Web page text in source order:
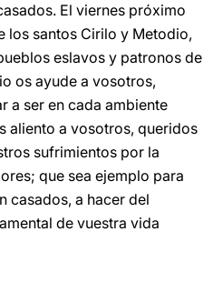
El viernes próximo
los santos Cirilo y Metodio,
eslavos y patronos de
os ayude a vosotros,
a ser en cada ambiente
aliento a vosotros, queridos
sufrimientos por la
que sea ejemplo para
casados, a hacer del
de vuestra vida